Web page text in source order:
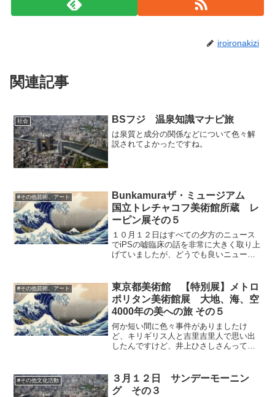
iroironakizi
関連記事
社会 BSフジ 温泉知識マナビ旅
は泉質と成分の関係などについて色々解
説されてよかったですね。
#その他芸術、アート
Bunkamuraザ・ミュージアム
国立トレチャコフ美術館所蔵 レ
ーピン展その５
１０月１２日はすべての夕方のニュース
でiPSの嘘臨床の話を非常に大きく取り上
げていましたが、どうでも良いニュース
だけ大きなデモがあってもまったく取り
上げずに、こういった...
#その他芸術、アート
東京都美術館 【特別展】メトロ
ポリタン美術館展 大地、海、空
4000年の美への旅 その５
何か短い間に色々事件がありましたけ
ど、キリギリス人と吉里吉里人で思い出
したんですけど、井上ひさしさんって最
ど「ブッダ最後の旅―大パリニッバーナ
経 (岩波文庫) 」（中村...
#その他文化活動
３月１２日 サンデーモーニン
グ その３